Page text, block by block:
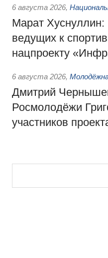
6 августа 2026,
Марат Хуснуллин:
ведущих к
нацпроекту
6 августа 2026,
Дмитрий
Росмолодёжи
участников